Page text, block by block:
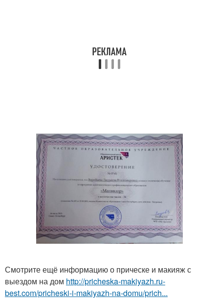
Смотрите ещё информацию о прическе и макияж с
выездом на дом http://pricheska-makiyazh.ru-
best.com/pricheski-i-makiyazh-na-domu/prich...